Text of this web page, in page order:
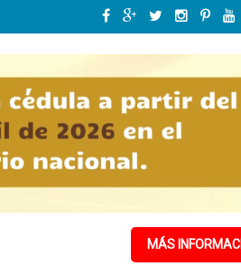
de los Santos: "El nuevo Código Penal
MÁS